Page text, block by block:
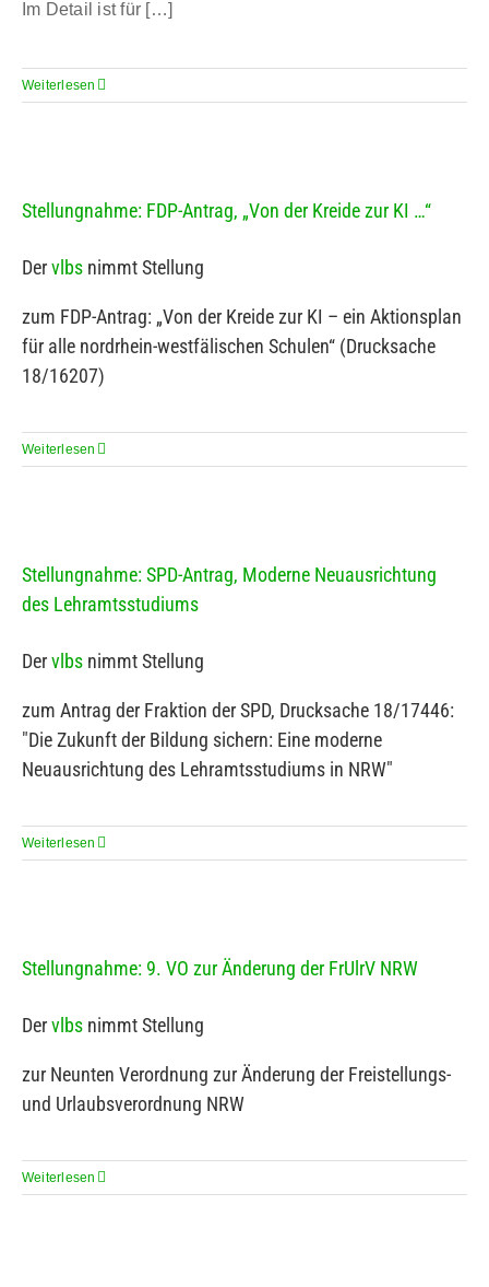
Im Detail ist für […]
Weiterlesen
Stellungnahme: FDP-Antrag, „Von der Kreide zur KI …“
Dervlbs nimmt Stellung
zum FDP-Antrag: „Von der Kreide zur KI – ein Aktionsplan
für alle nordrhein-westfälischen Schulen“ (Drucksache
18/16207)
Weiterlesen
Stellungnahme: SPD-Antrag, Moderne Neuausrichtung
des Lehramtsstudiums
Dervlbs nimmt Stellung
zum Antrag der Fraktion der SPD, Drucksache 18/17446:
"Die Zukunft der Bildung sichern: Eine moderne
Neuausrichtung des Lehramtsstudiums in NRW"
Weiterlesen
Stellungnahme: 9. VO zur Änderung der FrUlrV NRW
Dervlbs nimmt Stellung
zur Neunten Verordnung zur Änderung der Freistellungs-
und Urlaubsverordnung NRW
Weiterlesen